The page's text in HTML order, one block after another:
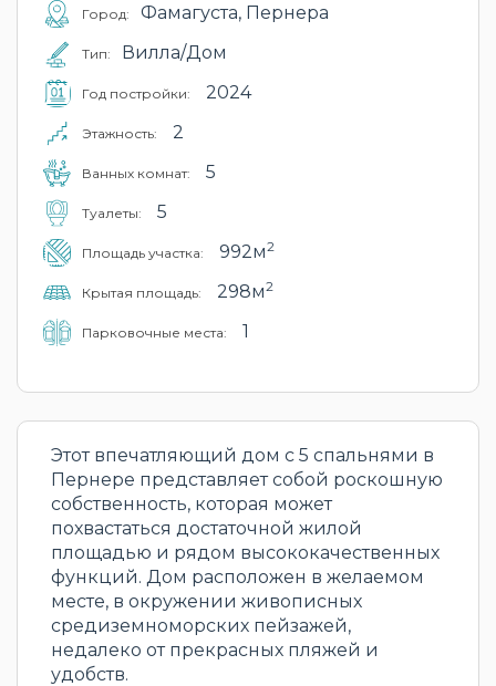
Город: Фамагуста, Пернера
Тип: Вилла/Дом
Год постройки: 2024
Этажность: 2
Ванных комнат: 5
Туалеты: 5
Площадь участка: 992м2
Крытая площадь: 298м2
Парковочные места: 1
Этот впечатляющий дом с 5 спальнями в
Пернере представляет собой роскошную
собственность, которая может
похвастаться достаточной жилой
площадью и рядом высококачественных
функций. Дом расположен в желаемом
месте, в окружении живописных
средиземноморских пейзажей,
недалеко от прекрасных пляжей и
удобств.